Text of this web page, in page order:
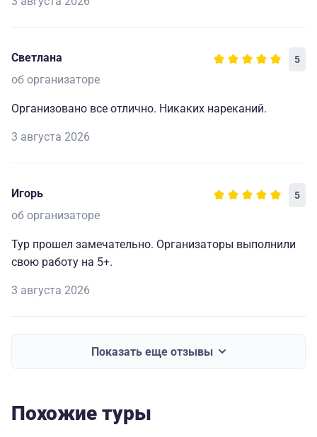
Светлана 5
об организаторе
Организовано все отлично. Никаких нареканий.
3 августа 2026
Игорь 5
об организаторе
Тур прошел замечательно. Организаторы выполнили
свою работу на 5+.
3 августа 2026
Показать еще отзывы
Похожие туры